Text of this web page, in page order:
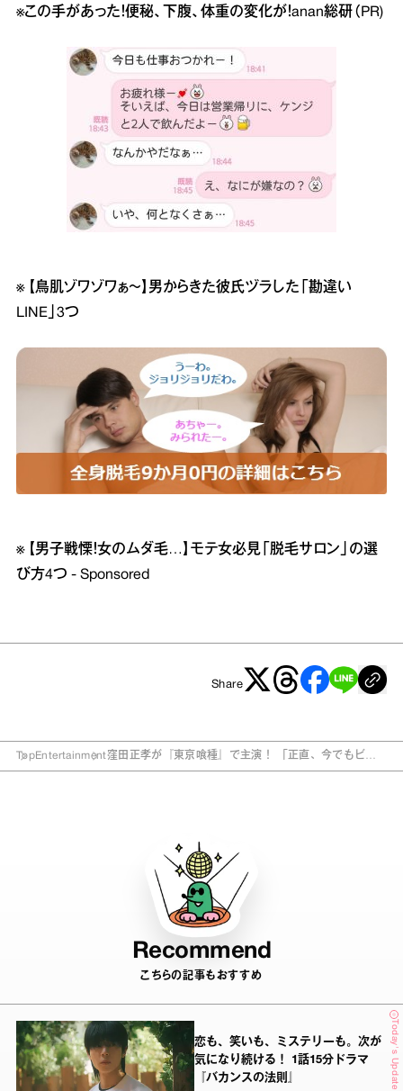
※この手があった！便秘、下腹、体重の変化が！anan総研（PR)
※ 【鳥肌ゾワゾワぁ～】男からきた彼氏ヅラした「勘違い
LINE」3つ
※ 【男子戦慄！女のムダ毛…】モテ女必見「脱毛サロン」の選
び方4つ - Sponsored
Share
TopEntertainment窪田正孝が『東京喰種』で主演！ 「正直、今でもビビ
Recommend
こちらの記事もおすすめ
Today's Update
恋も、笑いも、ミステリーも。次が
気になり続ける！ 1話15分ドラマ
『バカンスの法則』